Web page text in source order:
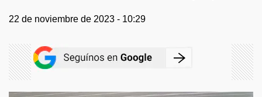
22 de noviembre de 2023 - 10:29